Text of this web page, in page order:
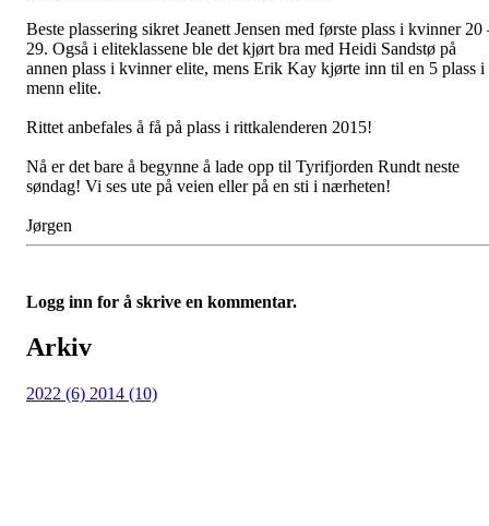
Beste plassering sikret Jeanett Jensen med første plass i kvinner 20
29. Også i eliteklassene ble det kjørt bra med Heidi Sandstø på
annen plass i kvinner elite, mens Erik Kay kjørte inn til en 5 plass i
menn elite.
Rittet anbefales å få på plass i rittkalenderen 2015!
Nå er det bare å begynne å lade opp til Tyrifjorden Rundt neste
søndag! Vi ses ute på veien eller på en sti i nærheten!
Jørgen
Logg inn for å skrive en kommentar.
Arkiv
2022 (6) 2014 (10)